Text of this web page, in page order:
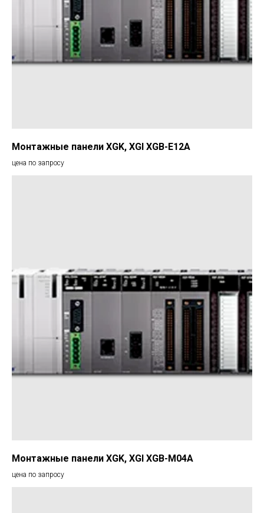
Монтажные панели XGK, XGI XGB-E12A
цена по запросу
Монтажные панели XGK, XGI XGB-M04A
цена по запросу